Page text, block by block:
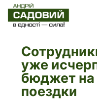
уже
бюджет
поездки